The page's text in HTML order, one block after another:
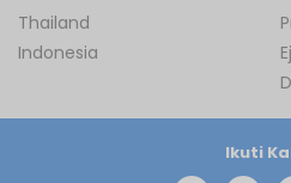
Thailand
Indonesia
Ikuti